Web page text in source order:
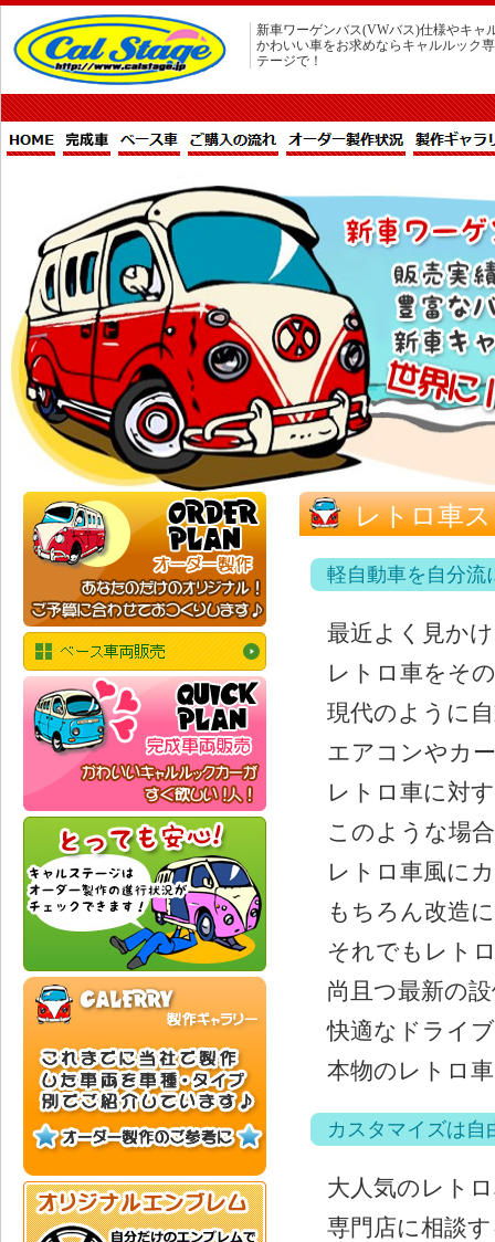
新車ワーゲンバス(VWバス)仕様やキャ
かわいい車をお求めならキャルルック
テージで！
レトロ車
軽自動車を自分流
最近よく見か
レトロ車をそ
現代のように
エアコンやカ
レトロ車に対
このような場
レトロ車風に
もちろん改造
それでもレト
尚且つ最新の
快適なドライ
本物のレトロ
カスタマイズは自
大人気のレト
専門店に相談